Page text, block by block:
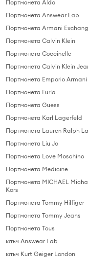
Портмонета Aldo
Портмонета Answear Lab
Портмонета Armani
Портмонета Calvin Klein
Портмонета Coccinelle
Портмонета Calvin Klein
Портмонета Emporio Armani
Портмонета Furla
Портмонета Guess
Портмонета Karl Lagerfeld
Портмонета Lauren Ralph
Портмонета Liu Jo
Портмонета Love Moschino
Портмонета Medicine
Портмонета MICHAEL
Kors
Портмонета Tommy Hilfiger
Портмонета Tommy Jeans
Портмонета Tous
клъч Answear Lab
клъч Kurt Geiger London